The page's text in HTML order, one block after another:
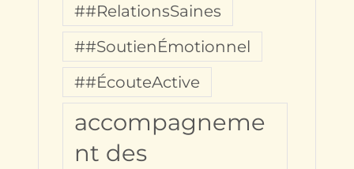
##RelationsSaines
##SoutienÉmotionnel
##ÉcouteActive
accompagneme
nt des